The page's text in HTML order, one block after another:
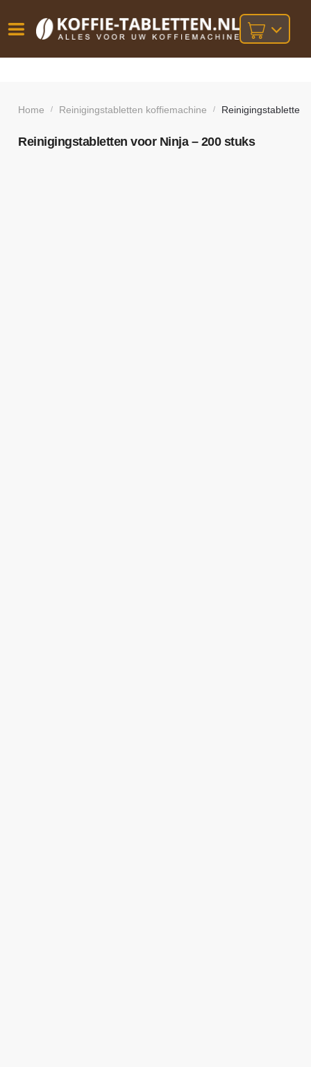
besteld,
volgende
bij orders
boven
Home / Reinigingstabletten koffiemachine / Reinigingstabletten
Reinigingstabletten voor Ninja – 200 stuks